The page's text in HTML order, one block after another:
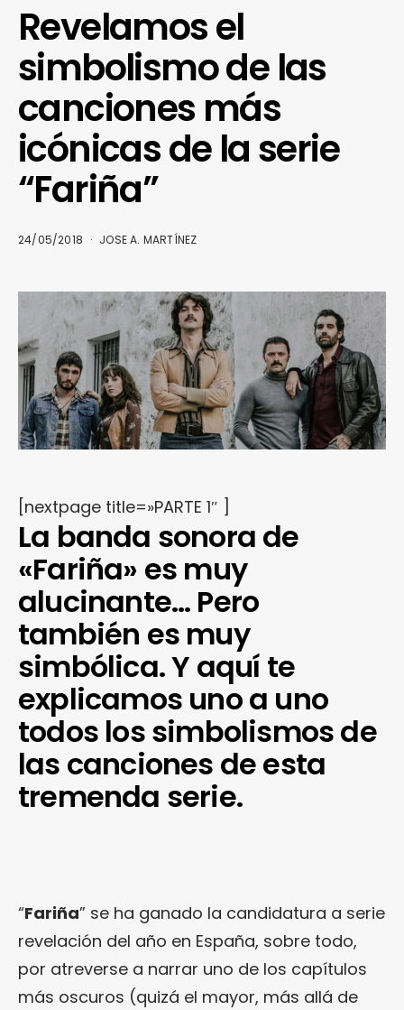
Revelamos el
simbolismo de las
canciones más
icónicas de la serie
“Fariña”
24/05/2018 JOSE A. MARTÍNEZ
[nextpage title=»PARTE 1″ ]
La banda sonora de
«Fariña» es muy
alucinante… Pero
también es muy
simbólica. Y aquí te
explicamos uno a uno
todos los simbolismos de
las canciones de esta
tremenda serie.
“Fariña” se ha ganado la candidatura a serie
revelación del año en España, sobre todo,
por atreverse a narrar uno de los capítulos
más oscuros (quizá el mayor, más allá de